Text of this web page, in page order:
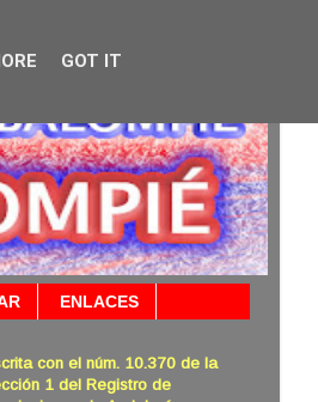
ENLACES
con el núm. 10.370 de la
1 del Registro de
GOT IT